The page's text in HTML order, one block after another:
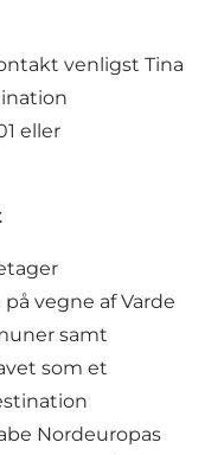
venligst Tina
eller
vegne af Varde
samt
som et
Nordeuropas